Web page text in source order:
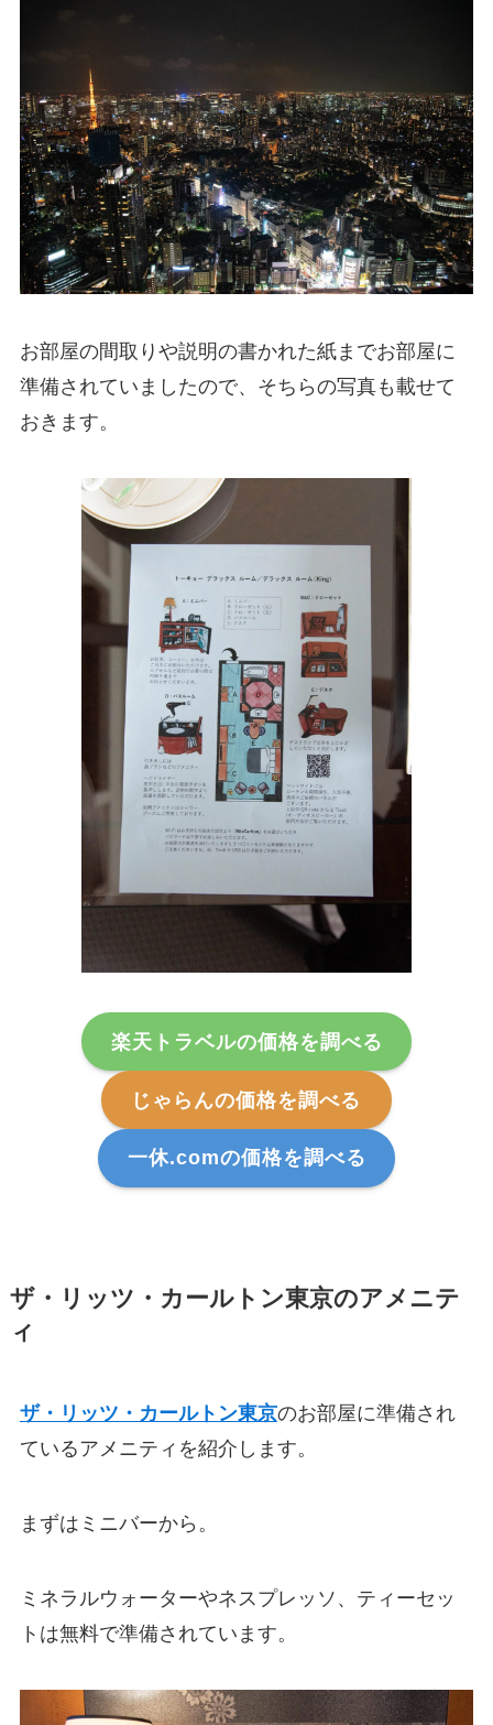
お部屋の間取りや説明の書かれた紙までお部屋に
準備されていましたので、そちらの写真も載せて
おきます。
楽天トラベルの価格を調べる
じゃらんの価格を調べる
一休.comの価格を調べる
ザ・リッツ・カールトン東京のアメニテ
ィ
ザ・リッツ・カールトン東京のお部屋に準備され
ているアメニティを紹介します。
まずはミニバーから。
ミネラルウォーターやネスプレッソ、ティーセッ
トは無料で準備されています。